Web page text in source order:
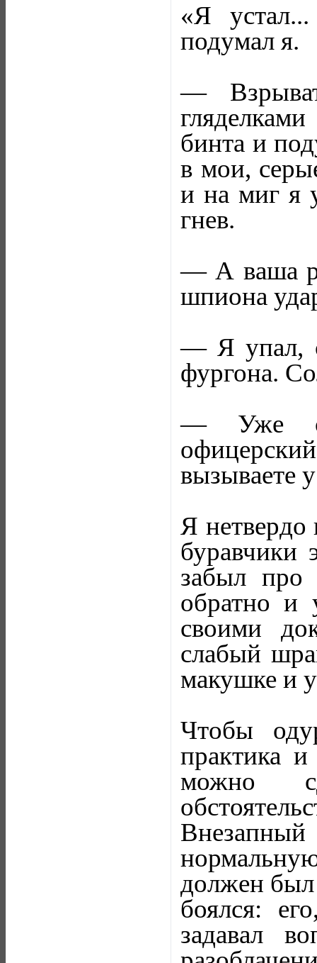
«Я
подумал я.
—
бинта и
в мои,
и на миг я
гнев.
— А ваша
шпиона
— Я упал,
фургона.
— Уже
вызываете
Я нетвердо
буравчики
забыл про
обратно и
своими
слабый
макушке и
Чтобы
практика
можно
Внезапный
должен был
боялся:
задавал